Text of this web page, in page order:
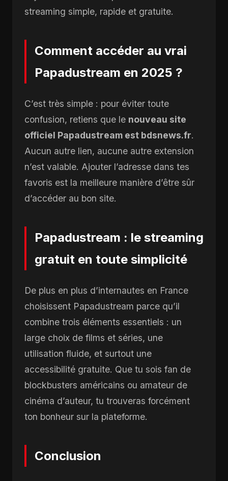
streaming simple, rapide et gratuite.
Comment accéder au vrai
Papadustream en 2025 ?
C’est très simple : pour éviter toute
confusion, retiens que le nouveau site
officiel Papadustream est bdsnews.fr.
Aucun autre lien, aucune autre extension
n’est valable. Ajouter l’adresse dans tes
favoris est la meilleure manière d’être sûr
d’accéder au bon site.
Papadustream : le streaming
gratuit en toute simplicité
De plus en plus d’internautes en France
choisissent Papadustream parce qu’il
combine trois éléments essentiels : un
large choix de films et séries, une
utilisation fluide, et surtout une
accessibilité gratuite. Que tu sois fan de
blockbusters américains ou amateur de
cinéma d’auteur, tu trouveras forcément
ton bonheur sur la plateforme.
Conclusion